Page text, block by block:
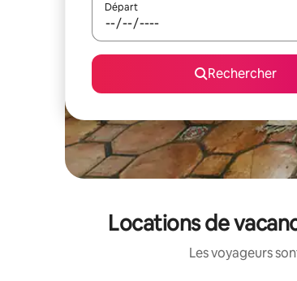
Départ
Rechercher
Locations de
Les voyageurs